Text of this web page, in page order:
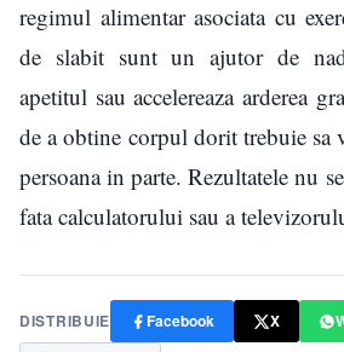
regimul alimentar asociata cu
de slabit sunt un ajutor de
apetitul sau accelereaza arderea
de a obtine corpul dorit trebuie sa
persoana in parte. Rezultatele nu
fata calculatorului sau a
DISTRIBUIE Facebook X